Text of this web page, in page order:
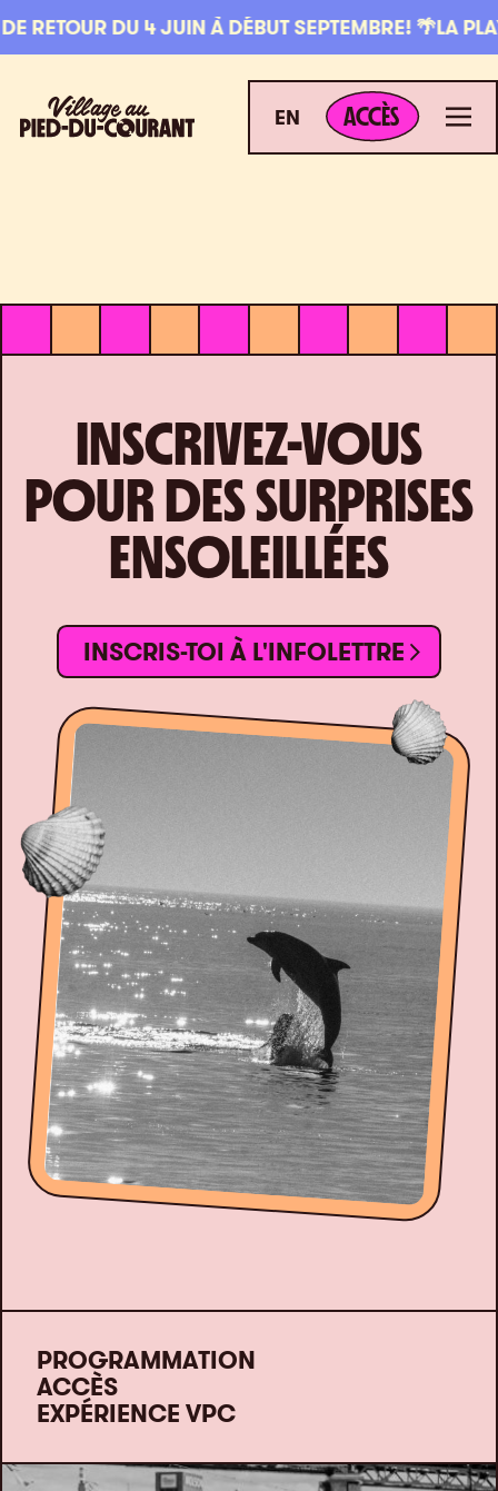
Aller à la navigation
Aller au contenu
RETOUR DU 4 JUIN À DÉBUT SEPTEMBRE! 🌴LA
Village au Pied-du-Courant
EN
ACCÈS
ACCÈS Menu
INSCRIVEZ-VOUS
POUR DES SURPRISES
ENSOLEILLÉES
INSCRIS-TOI À L'INFOLETTRE
PROGRAMMATION
ACCÈS
EXPÉRIENCE VPC